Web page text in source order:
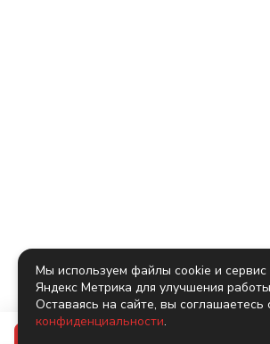
Мы используем файлы cookie и сервис
Яндекс Метрика для улучшения
Оставаясь на сайте, вы соглашаетесь
конфиденциальности.